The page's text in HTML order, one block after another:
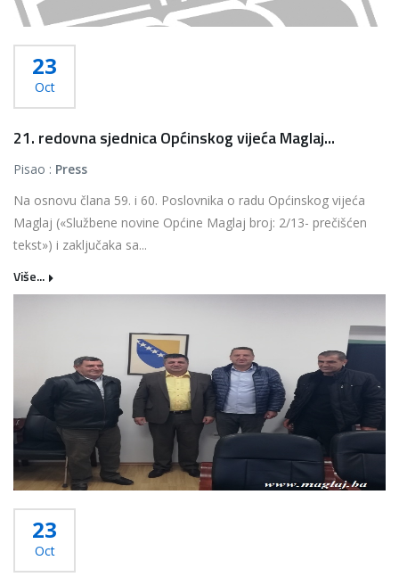
23
Oct
21. redovna sjednica Općinskog vijeća Maglaj...
Pisao : Press
Na osnovu člana 59. i 60. Poslovnika o radu Općinskog vijeća
Maglaj («Službene novine Općine Maglaj broj: 2/13- prečišćen
tekst») i zaključaka sa...
Više...
23
Oct